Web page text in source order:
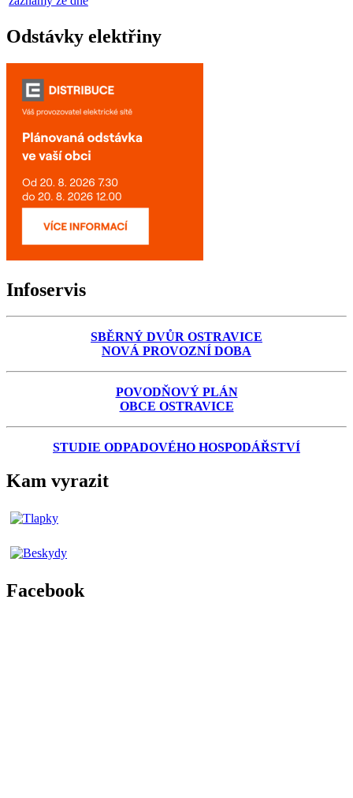
Odstávky elektřiny
Infoservis
SBĚRNÝ DVŮR OSTRAVICE
NOVÁ PROVOZNÍ DOBA
POVODŇOVÝ PLÁN
OBCE OSTRAVICE
STUDIE ODPADOVÉHO HOSPODÁŘSTVÍ
Kam vyrazit
Facebook